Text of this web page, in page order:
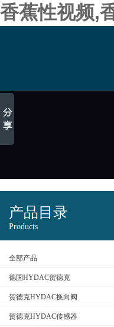
香蕉性视频,
产品目录
Products
全部产品
德国HYDAC贺德克
贺德克HYDAC换向阀
贺德克HYDAC传感器